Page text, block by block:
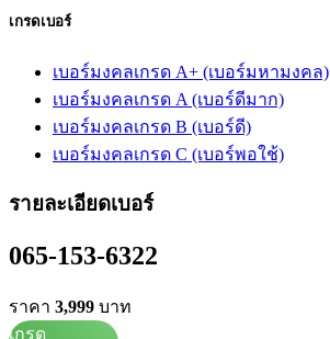
เกรดเบอร์
เบอร์มงคลเกรด A+ (เบอร์มหามงคล)
เบอร์มงคลเกรด A (เบอร์ดีมาก)
เบอร์มงคลเกรด B (เบอร์ดี)
เบอร์มงคลเกรด C (เบอร์พอใช้)
รายละเอียดเบอร์
065-153-6322
ราคา 3,999 บาท
เกรด